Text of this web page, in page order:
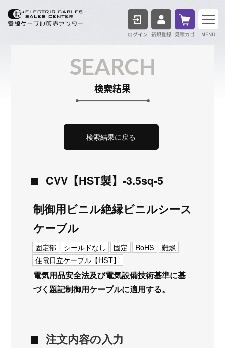
ログイン 見積
SEARCH
検索結果
検索結果に戻る
CVV【HST製】-3.5sq-5
制御用ビニル絶縁ビニルシース
ケーブル
固定部 シールドなし 固定 RoHS
難燃
住電日立ケーブル【HST】
電気用品安全法及び電気設備技術基準に基
づく題記制御用ケーブルに適用する。
注文内容の入力